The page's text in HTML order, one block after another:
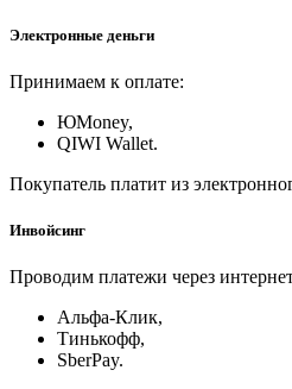
Электронные деньги
Принимаем к оплате:
ЮMoney,
QIWI Wallet.
Покупатель платит из
Инвойсинг
Проводим платежи через
Альфа-Клик,
Тинькофф,
SberPay.